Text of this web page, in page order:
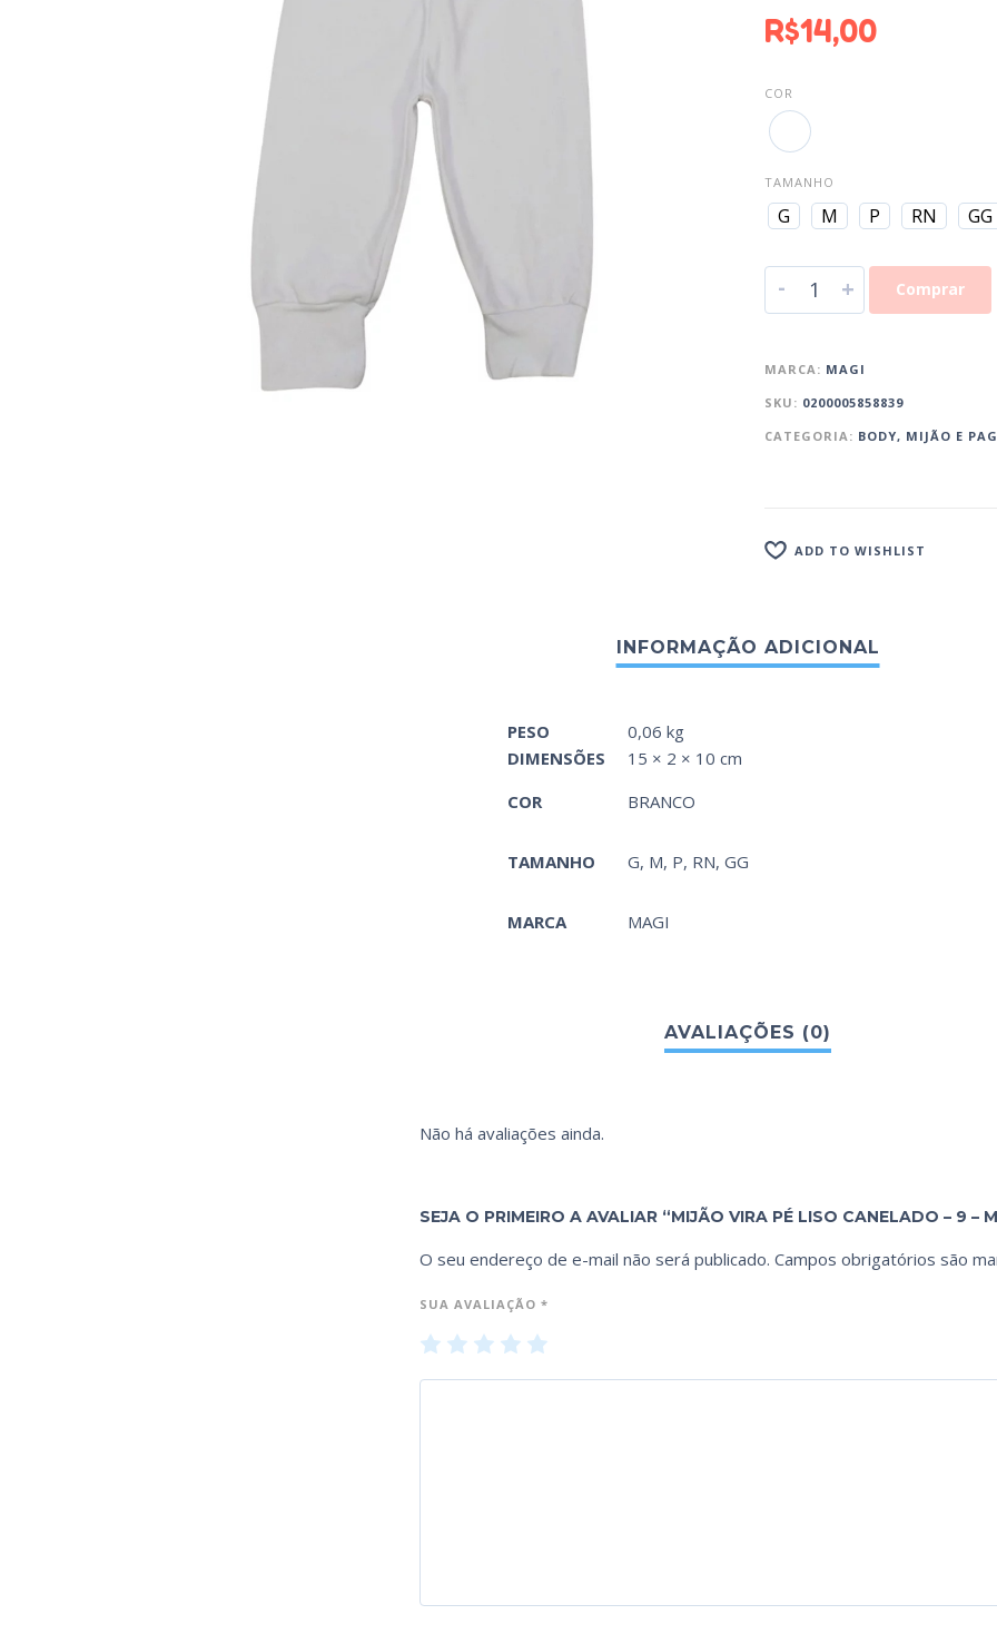
R$14,00
COR
TAMANHO
G M P RN GG
- + Comprar
MARCA: MAGI
SKU: 0200005858839
CATEGORIA: BODY, MIJÃO E
ADD TO WISHLIST
PESO
0,06 kg
DIMENSÕES
15 × 2 × 10 cm
COR
BRANCO
TAMANHO G, M, P, RN, GG
MARCA MAGI
Não há avaliações ainda.
SEJA O PRIMEIRO A AVALIAR “MIJÃO VIRA PÉ LISO CANELADO – 9 –
O seu endereço de e-mail não será publicado. Campos obrigatórios são
SUA AVALIAÇÃO *
1 2 3 4